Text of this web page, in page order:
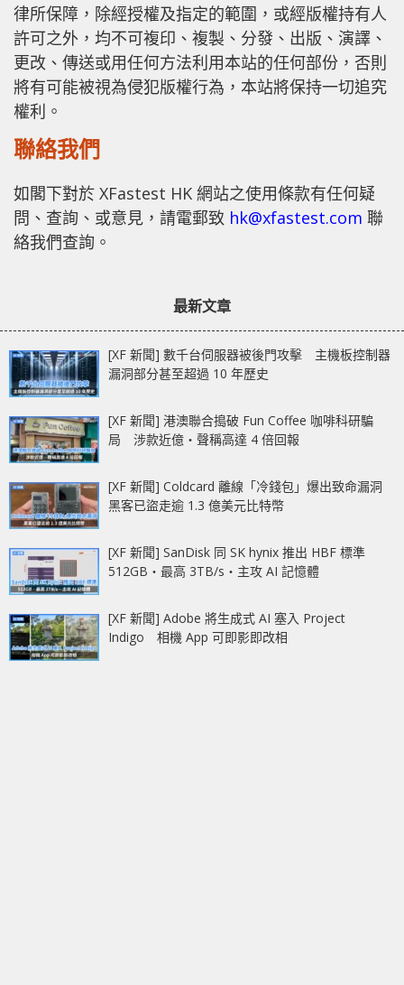
律所保障，除經授權及指定的範圍，或經版權持有人
許可之外，均不可複印、複製、分發、出版、演譯、
更改、傳送或用任何方法利用本站的任何部份，否則
將有可能被視為侵犯版權行為，本站將保持一切追究
權利。
聯絡我們
如閣下對於 XFastest HK 網站之使用條款有任何疑
問、查詢、或意見，請電郵致 hk@xfastest.com 聯
絡我們查詢。
最新文章
[XF 新聞] 數千台伺服器被後門攻擊 主機板控制器
漏洞部分甚至超過 10 年歷史
[XF 新聞] 港澳聯合搗破 Fun Coffee 咖啡科研騙
局 涉款近億‧聲稱高達 4 倍回報
[XF 新聞] Coldcard 離線「冷錢包」爆出致命漏洞
黑客已盜走逾 1.3 億美元比特幣
[XF 新聞] SanDisk 同 SK hynix 推出 HBF 標準
512GB‧最高 3TB/s‧主攻 AI 記憶體
[XF 新聞] Adobe 將生成式 AI 塞入 Project
Indigo 相機 App 可即影即改相